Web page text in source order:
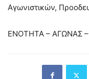
Αγωνιστικών,
ΕΝΟΤΗΤΑ – ΑΓΩΝΑΣ